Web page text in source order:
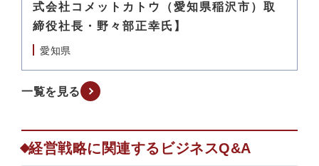
式会社コメットカトウ（愛知県稲沢市）取
締役社長・野々部正幸氏】
愛知県
一覧を見る
経営戦略に関連するビジネスQ&A